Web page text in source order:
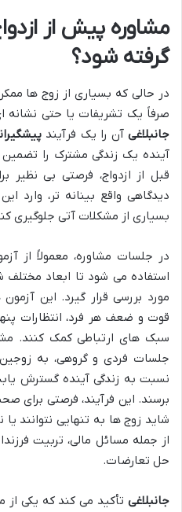
مشاوره پیش از
گرفته شود؟
در حالی که بسیاری از زوج ها
صرفاً یک تشریفات یا حتی نشانه
جانبلاغیآن را یک فرآیند
آینده یک زندگی مشترک را
قبل از ازدواج، فرصتی بی نظیر
دیدگاهی واقع بینانه تر، وارد
بسیاری از مشکلات آتی جلوگیری
در جلسات مشاوره، معمولاً از
استفاده می شود تا ابعاد
مورد بررسی قرار گیرد. این
قوت و ضعف هر فرد، انتظارات
سبک های ارتباطی کمک کنند.
جلسات فردی و گروهی، به
نسبت به زندگی آینده گسترش
برسند. این فرآیند، فرصتی برای
شاید زوج ها به تنهایی نتوانند
از جمله مسائل مالی، تربیت
حل تعارضات.
جانبلاغی تأکید می کند که یکی